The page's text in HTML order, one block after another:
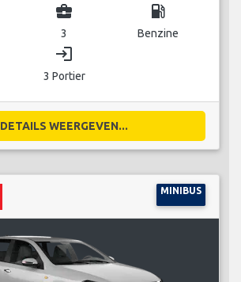
business_center
3
local_gas_station
Benzine
login
3 Portier
DETAILS WEERGEVEN...
MINIBUS